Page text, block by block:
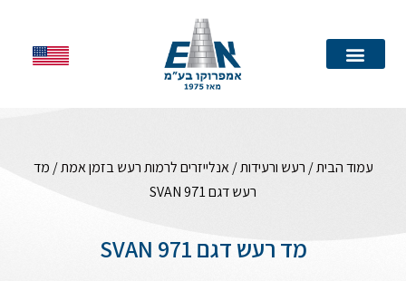
עמוד הבית/ רעש ורעידות/אנלייזרים לרמות רעש בזמן אמת/ מד
רעש דגם SVAN 971
מד רעש דגם SVAN 971